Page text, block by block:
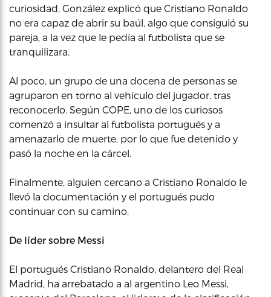
curiosidad, González explicó que Cristiano Ronaldo
no era capaz de abrir su baúl, algo que consiguió su
pareja, a la vez que le pedía al futbolista que se
tranquilizara.
Al poco, un grupo de una docena de personas se
agruparon en torno al vehículo del jugador, tras
reconocerlo. Según COPE, uno de los curiosos
comenzó a insultar al futbolista portugués y a
amenazarlo de muerte, por lo que fue detenido y
pasó la noche en la cárcel.
Finalmente, alguien cercano a Cristiano Ronaldo le
llevó la documentación y el portugués pudo
continuar con su camino.
De líder sobre Messi
El portugués Cristiano Ronaldo, delantero del Real
Madrid, ha arrebatado a al argentino Leo Messi,